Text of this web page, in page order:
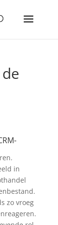
in
zo vroeg